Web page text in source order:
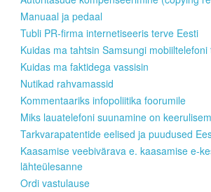
Manuaal ja pedaal
Tubli PR-firma internetiseeris terve Eesti
Kuidas ma tahtsin Samsungi mobiiltelefoni
Kuidas ma faktidega vassisin
Nutikad rahvamassid
Kommentaariks infopoliitika foorumile
Miks lauatelefoni suunamine on
Tarkvarapatentide eelised ja puudused
Kaasamise veebivärava e. kaasamise e-
lähteülesanne
Ordi vastulause